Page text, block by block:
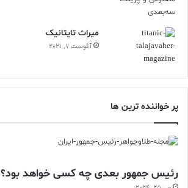
ميراث تايتانيک
آگوست 7, 2021
پر خواننده ترین ها
رئیس جمهور بعدی چه کسی خواهد بود؟